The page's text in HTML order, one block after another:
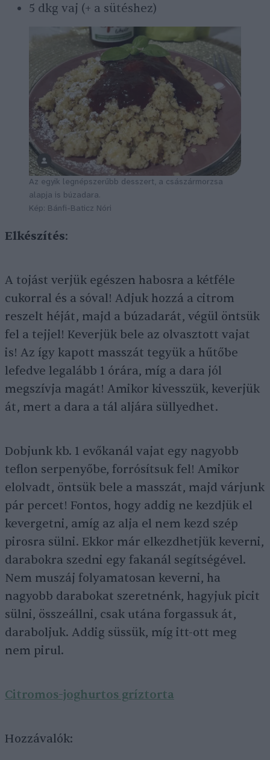
5 dkg vaj (+ a sütéshez)
Az egyik legnépszerűbb desszert, a császármorzsa
alapja is búzadara.
Kép: Bánfi-Baticz Nóri
Elkészítés:
A tojást verjük egészen habosra a kétféle
cukorral és a sóval! Adjuk hozzá a citrom
reszelt héját, majd a búzadarát, végül öntsük
fel a tejjel! Keverjük bele az olvasztott vajat
is! Az így kapott masszát tegyük a hűtőbe
lefedve legalább 1 órára, míg a dara jól
megszívja magát! Amikor kivesszük, keverjük
át, mert a dara a tál aljára süllyedhet.
Dobjunk kb. 1 evőkanál vajat egy nagyobb
teflon serpenyőbe, forrósítsuk fel! Amikor
elolvadt, öntsük bele a masszát, majd várjunk
pár percet! Fontos, hogy addig ne kezdjük el
kevergetni, amíg az alja el nem kezd szép
pirosra sülni. Ekkor már elkezdhetjük keverni,
darabokra szedni egy fakanál segítségével.
Nem muszáj folyamatosan keverni, ha
nagyobb darabokat szeretnénk, hagyjuk picit
sülni, összeállni, csak utána forgassuk át,
daraboljuk. Addig süssük, míg itt-ott meg
nem pirul.
Citromos-joghurtos gríztorta
Hozzávalók: